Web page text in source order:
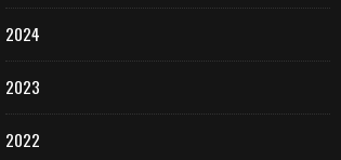
2024
2023
2022